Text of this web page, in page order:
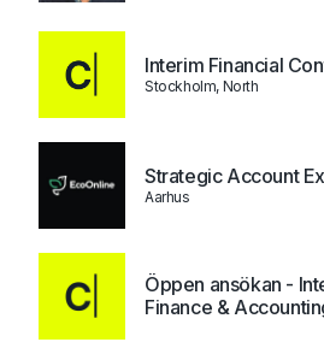
Interim Financial
Stockholm, North
Strategic Account
Aarhus
Öppen ansökan -
Finance &